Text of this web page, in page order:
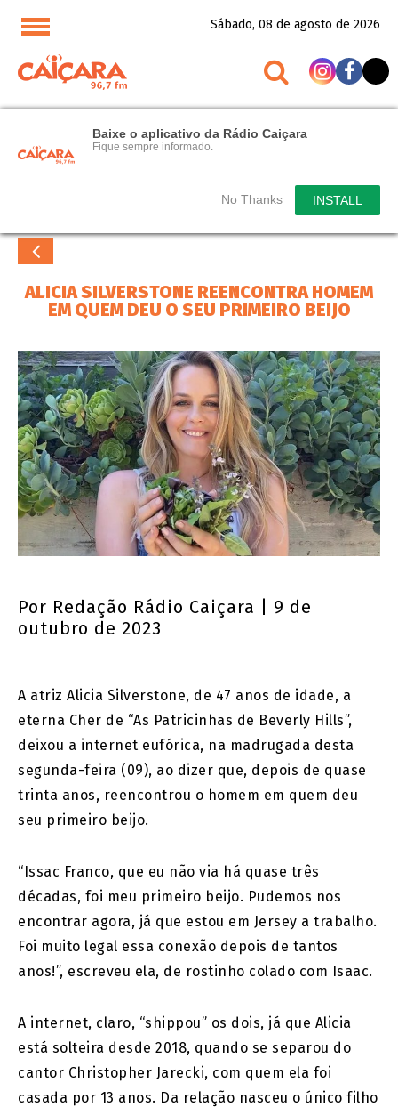
Baixe o aplicativo da Rádio Caiçara
Fique sempre informado.
No Thanks INSTALL
Sábado, 08 de agosto de 2026
ALICIA SILVERSTONE REENCONTRA HOMEM
EM QUEM DEU O SEU PRIMEIRO BEIJO
Por Redação Rádio Caiçara | 9 de
outubro de 2023
A atriz Alicia Silverstone, de 47 anos de idade, a
eterna Cher de “As Patricinhas de Beverly Hills”,
deixou a internet eufórica, na madrugada desta
segunda-feira (09), ao dizer que, depois de quase
trinta anos, reencontrou o homem em quem deu
seu primeiro beijo.
“Issac Franco, que eu não via há quase três
décadas, foi meu primeiro beijo. Pudemos nos
encontrar agora, já que estou em Jersey a trabalho.
Foi muito legal essa conexão depois de tantos
anos!”, escreveu ela, de rostinho colado com Isaac.
A internet, claro, “shippou” os dois, já que Alicia
está solteira desde 2018, quando se separou do
cantor Christopher Jarecki, com quem ela foi
casada por 13 anos. Da relação nasceu o único filho